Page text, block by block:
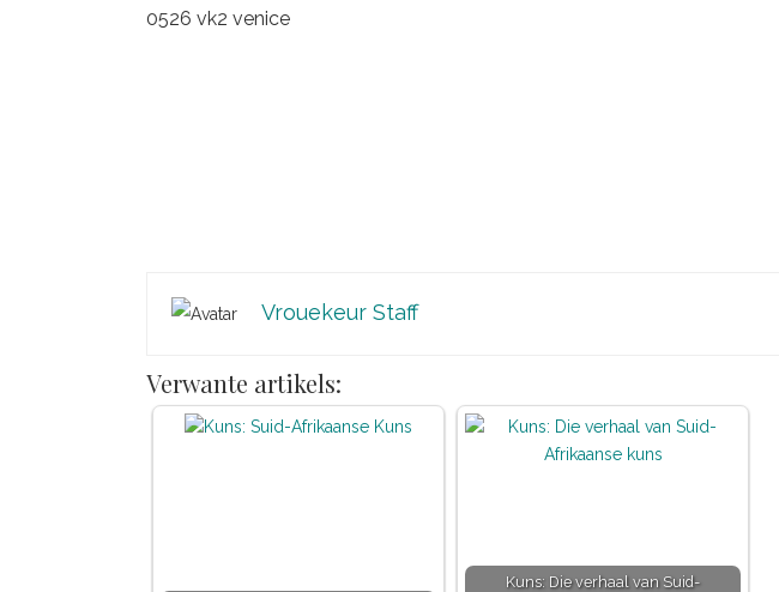
0526 vk2 venice
Vrouekeur Staff
Verwante artikels:
Kuns: Die verhaal van Suid-